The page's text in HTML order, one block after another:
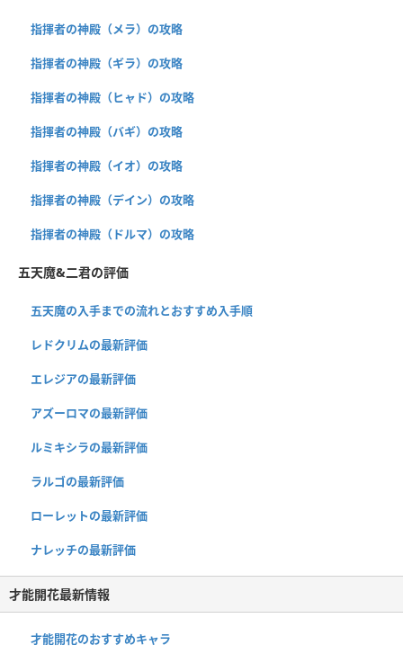
指揮者の神殿（メラ）の攻略
指揮者の神殿（ギラ）の攻略
指揮者の神殿（ヒャド）の攻略
指揮者の神殿（バギ）の攻略
指揮者の神殿（イオ）の攻略
指揮者の神殿（デイン）の攻略
指揮者の神殿（ドルマ）の攻略
五天魔&二君の評価
五天魔の入手までの流れとおすすめ入手順
レドクリムの最新評価
エレジアの最新評価
アズーロマの最新評価
ルミキシラの最新評価
ラルゴの最新評価
ローレットの最新評価
ナレッチの最新評価
才能開花最新情報
才能開花のおすすめキャラ